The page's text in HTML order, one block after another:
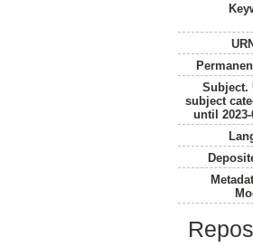
Subject.
subject
until 2023-